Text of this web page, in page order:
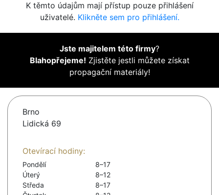
K těmto údajům mají přístup pouze přihlášení
uživatelé. Klikněte sem pro přihlášení.
Jste majitelem této firmy?
Blahopřejeme! Zjistěte jestli můžete získat
propagační materiály!
Brno
Lidická 69
Otevírací hodiny:
Pondělí
8–17
Úterý
8–12
Středa
8–17